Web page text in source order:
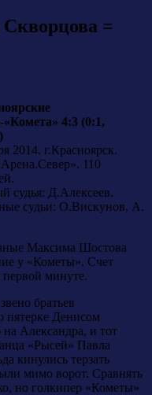
=
4:3 (0:1,
2014. г.Красноярск.
110
судья: Д.Алексеев.
судьи: О.Вискунов, А.
Максима Шостова
у «Кометы». Счет
минуте.
братьев
пятерке Денисом
Александра, и тот
«Рысей» Павла
кинулись терзать
мимо ворот. Сравнять
но голкипер «Кометы»